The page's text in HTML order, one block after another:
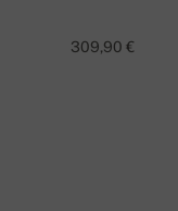
309,90 €